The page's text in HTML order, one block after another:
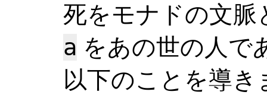
死をモナドの文
a をあの世の人で
以下のことを導き